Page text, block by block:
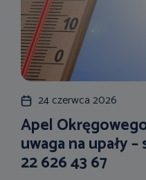
24 czerwca 2026
Apel
uwaga na upały
22 626 43 67